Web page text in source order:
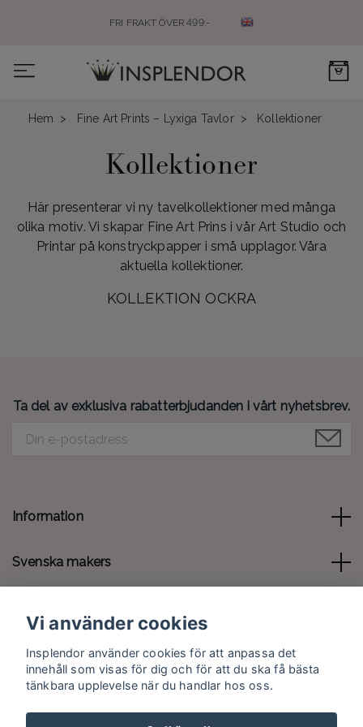
FRI FRAKT ÖVER 499:-
0
Hem Fine Art Prints – Lyxiga Tavlor Kollektioner
Kollektioner
Här presenterar vi ny tavelkollektioner med många
olika motiv. Vi skapar Fine Art Prins i vår Art Studio och
Printar på konstryckpapper i små upplagor. Våra
aktuella kollektioner.
KOLLEKTION OCKRA
Ta del av exklusiva rabatterbjudanden i vårt nyhetsbrev.
Information
Svenska makers
Sociala medier
Vi använder cookies
Insplendor använder cookies för att anpassa det
innehåll som visas för dig och för att du ska få bästa
tänkbara upplevelse när du handlar hos oss.